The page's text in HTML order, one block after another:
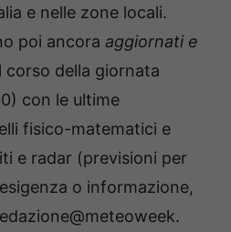
e nelle zone locali.
poi ancora aggiornati e
della giornata
con le ultime
fisico-matematici e
e radar (previsioni per
o informazione,